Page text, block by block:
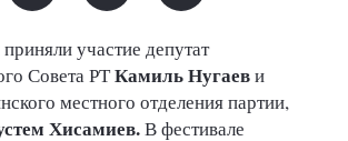
участие депутат
Совета РТКамиль Нугаеви
местного отделения партии,
Хисамиев.В фестивале